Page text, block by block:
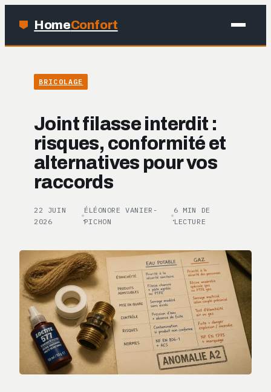
HomeConfort
JARDINAGE
DÉCO
BRICOLAGE
Joint filasse interdit :
risques, conformité et
alternatives pour vos
raccords
22 JUIN
2026
·
ÉLÉONORE VANIER-
PICHON
·
6 MIN DE
LECTURE